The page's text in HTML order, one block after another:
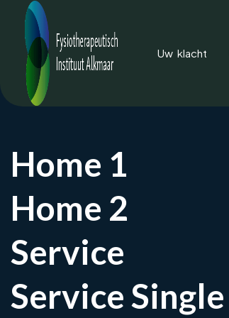
Home 1
Home 2
Service
Service Single
Uw klacht